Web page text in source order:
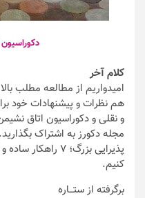
دکوراسیون
کلام آخر
امیدواریم از مطالعه مطلب
هم نظرات و پیشنهادات خود
و نقلی و دکوراسیون اتاق
مجله دکورز به اشتراک
پذیرایی بزرگ؛ ۷
کنیم.
برگرفته از ستـــاره